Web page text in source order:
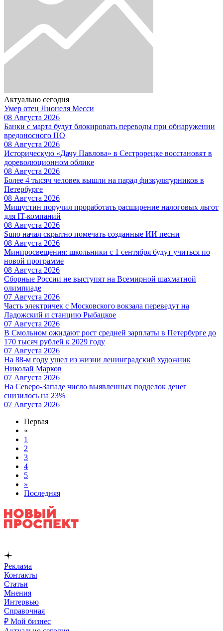
Актуально сегодня
Умер отец Лионеля Месси
08 Августа 2026
Банки с марта будут блокировать переводы при обнаружении
вредоносного ПО
08 Августа 2026
Историческую «Дачу Павлова» в Сестрорецке восстановят в
дореволюционном облике
08 Августа 2026
Более 4 тысяч человек вышли на парад физкультурников в
Петербурге
08 Августа 2026
Мишустин поручил проработать расширение налоговых льгот
для IT-компаний
08 Августа 2026
Suno начал скрытно помечать созданные ИИ песни
08 Августа 2026
Минпросвещения: школьники с 1 сентября будут учиться по
новой программе
08 Августа 2026
Сборные России не выступят на Всемирной шахматной
олимпиаде
07 Августа 2026
Часть электричек с Московского вокзала переведут на
Ладожский и станцию Рыбацкое
07 Августа 2026
В Смольном ожидают рост средней зарплаты в Петербурге до
170 тысяч рублей к 2029 году
07 Августа 2026
На 88-м году ушел из жизни ленинградский художник
Николай Марков
07 Августа 2026
На Северо-Западе число выявленных подделок денег
снизилось на 23%
07 Августа 2026
Первая
«
1
2
3
4
5
»
Последняя
Реклама
Контакты
Статьи
Мнения
Интервью
Справочная
₽ Мой бизнес